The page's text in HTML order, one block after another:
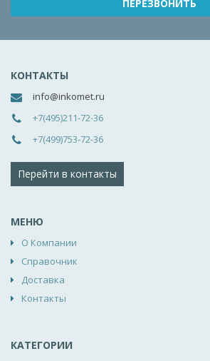
КОНТАКТЫ
info@inkomet.ru
+7(495)211-72-36
+7(499)753-72-36
Перейти в контакты
МЕНЮ
О Компании
Справочник
Доставка
Контакты
КАТЕГОРИИ